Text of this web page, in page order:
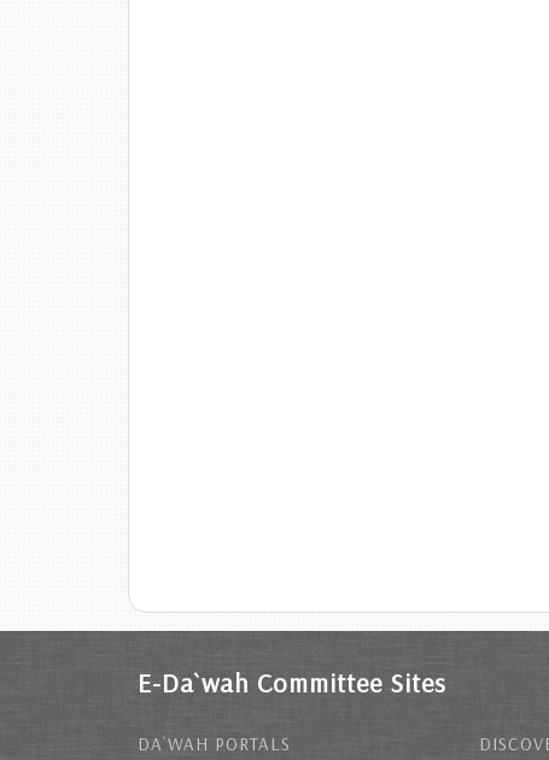
E-Da`wah Committee Sites
DA`WAH PORTALS